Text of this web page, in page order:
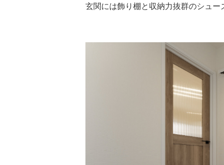
玄関には飾り棚と収納力抜群のシュ